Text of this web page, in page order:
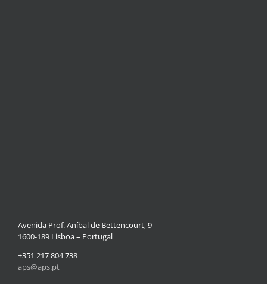
Avenida Prof. Aníbal de Bettencourt, 9
1600-189 Lisboa – Portugal
+351 217 804 738
aps@aps.pt